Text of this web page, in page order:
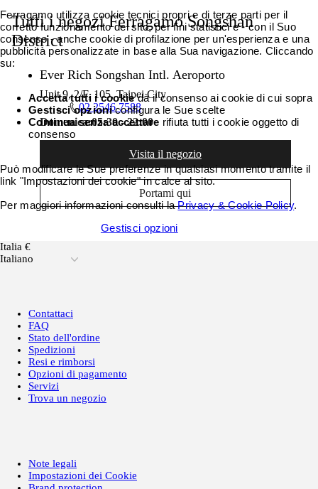
Tutti i negozi Ferragamo Songshan
District
Ever Rich Songshan Intl. Aeroporto
Unit 9, 2/F, 105, Taipei City
02 2546 7588
Domenica:05:30 - 22:00
Visita il negozio
Portami qui
Italia €
Italiano
Contattaci
FAQ
Stato dell'ordine
Spedizioni
Resi e rimborsi
Opzioni di pagamento
Servizi
Trova un negozio
Note legali
Impostazioni dei Cookie
Ferragamo utilizza cookie tecnici propri e di terze parti per il
corretto funzionamento del sito, per fini statistici e - con il Suo
consenso - anche cookie di profilazione per un'esperienza e una
pubblicità personalizzate in base alla Sua navigazione. Cliccando
su:
Accetta tutti i cookiedà il consenso ai cookie di cui sopra
Gestisci opzioniconfigura le Sue scelte
Continua senza accettare rifiuta tutti i cookie oggetto di
consenso
Può modificare le Sue preferenze in qualsiasi momento tramite il
link "Impostazioni dei cookie" in calce al sito.
Per maggiori informazioni consulti laPrivacy & Cookie Policy.
Gestisci opzioni